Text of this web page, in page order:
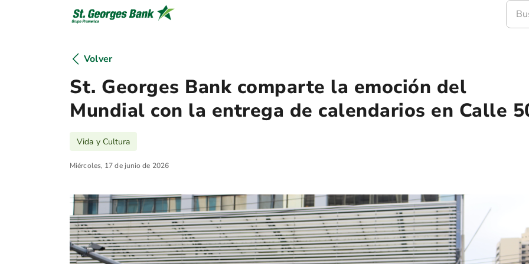
Volver
St. Georges Bank comparte la emoción del
Mundial con la entrega de calendarios en Calle
Vida y Cultura
Miércoles, 17 de junio de 2026